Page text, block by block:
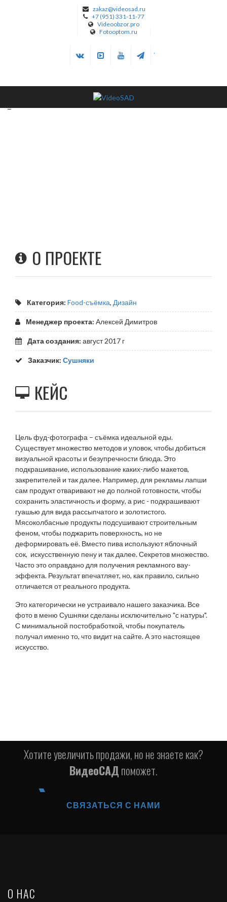
zakaz@videosad.ru
+7 (951) 331-11-77
Videoobzor.pro
Fotooptom.ru
.
_
О ПРОЕКТЕ
Категория: Food-съёмка, Дизайн
Менеджер проекта: Алексей Димитров
Дата создания: август 2017 г
Заказчик: Сушняки
КЕЙС
Цель фуд-фотографа – съёмка идеальной еды.
Существует множество методов и уловок, чтобы добиться
визуальной красоты и безупречности блюда. Это
подкрашивание, использование каких-либо макетов,
закрепителей и так далее. Например, для рекламы лапши
сам продукт отваривают не до полной готовности, чтобы
сохранить эластичность и форму, а рис - подкрашивают
гуашью для вида рассыпчатого и золотистого.
Мясоколбасные продукты подсушивают строительным
феном, чтобы поджарить поверхность, но не
деформировать её. Вместо пива используют яблочный
сок, искусственную пену и так далее. Секретов множество.
Часто это оправдано для получения рекламного вау-
эффекта. Результат впечатляет, но, как правило, сильно
отличается от реального продукта.
Это категорически не устраивало нашего заказчика. Все
фото в меню Сушняки сделаны исключительно "с натуры".
С минимальной постобработкой, чтобы покупатель
получал именно то, что видит на сайте. А это настоящее
искусство.
Хотите увеличить продажи, но не знаете как?
ВидеоСАДпоможет.
СВЯЗАТЬСЯ С НАМИ
О НАС